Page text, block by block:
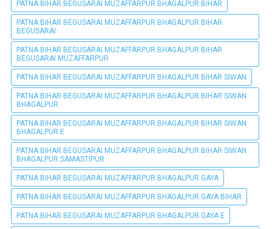
PATNA BIHAR BEGUSARAI MUZAFFARPUR BHAGALPUR BIHAR
PATNA BIHAR BEGUSARAI MUZAFFARPUR BHAGALPUR BIHAR
BEGUSARAI
PATNA BIHAR BEGUSARAI MUZAFFARPUR BHAGALPUR BIHAR
BEGUSARAI MUZAFFARPUR
PATNA BIHAR BEGUSARAI MUZAFFARPUR BHAGALPUR BIHAR SIWAN
PATNA BIHAR BEGUSARAI MUZAFFARPUR BHAGALPUR BIHAR SIWAN
BHAGALPUR
PATNA BIHAR BEGUSARAI MUZAFFARPUR BHAGALPUR BIHAR SIWAN
BHAGALPUR E
PATNA BIHAR BEGUSARAI MUZAFFARPUR BHAGALPUR BIHAR SIWAN
BHAGALPUR SAMASTIPUR
PATNA BIHAR BEGUSARAI MUZAFFARPUR BHAGALPUR GAYA
PATNA BIHAR BEGUSARAI MUZAFFARPUR BHAGALPUR GAYA BIHAR
PATNA BIHAR BEGUSARAI MUZAFFARPUR BHAGALPUR GAYA E